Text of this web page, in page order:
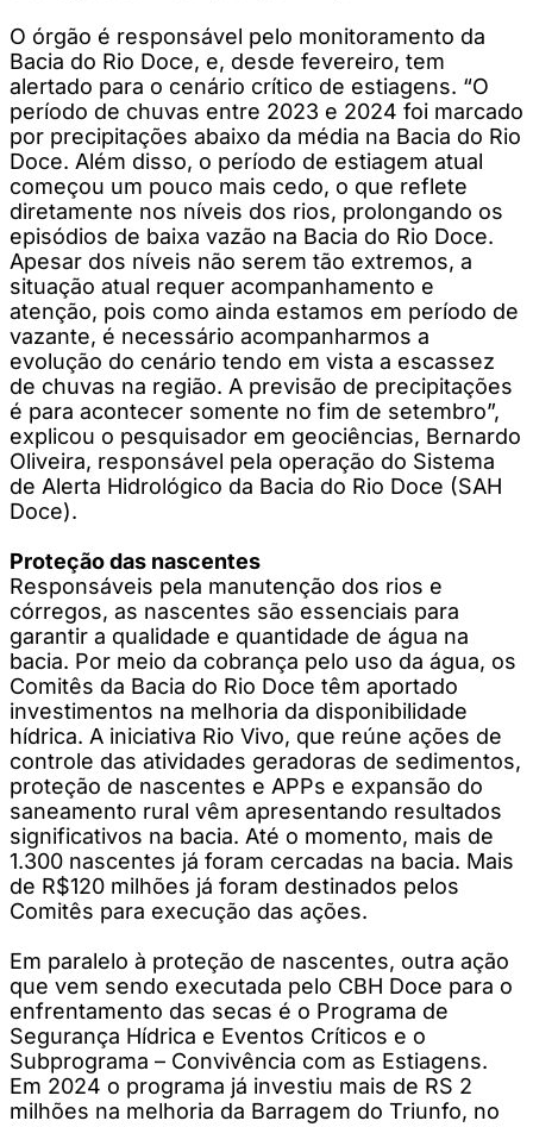
O órgão é responsável pelo monitoramento da
Bacia do Rio Doce, e, desde fevereiro, tem
alertado para o cenário crítico de estiagens. “O
período de chuvas entre 2023 e 2024 foi marcado
por precipitações abaixo da média na Bacia do Rio
Doce. Além disso, o período de estiagem atual
começou um pouco mais cedo, o que reflete
diretamente nos níveis dos rios, prolongando os
episódios de baixa vazão na Bacia do Rio Doce.
Apesar dos níveis não serem tão extremos, a
situação atual requer acompanhamento e
atenção, pois como ainda estamos em período de
vazante, é necessário acompanharmos a
evolução do cenário tendo em vista a escassez
de chuvas na região. A previsão de precipitações
é para acontecer somente no fim de setembro”,
explicou o pesquisador em geociências, Bernardo
Oliveira, responsável pela operação do Sistema
de Alerta Hidrológico da Bacia do Rio Doce (SAH
Doce).
Proteção das nascentes
Responsáveis pela manutenção dos rios e
córregos, as nascentes são essenciais para
garantir a qualidade e quantidade de água na
bacia. Por meio da cobrança pelo uso da água, os
Comitês da Bacia do Rio Doce têm aportado
investimentos na melhoria da disponibilidade
hídrica. A iniciativa Rio Vivo, que reúne ações de
controle das atividades geradoras de sedimentos,
proteção de nascentes e APPs e expansão do
saneamento rural vêm apresentando resultados
significativos na bacia. Até o momento, mais de
1.300 nascentes já foram cercadas na bacia. Mais
de R$120 milhões já foram destinados pelos
Comitês para execução das ações.
Em paralelo à proteção de nascentes, outra ação
que vem sendo executada pelo CBH Doce para o
enfrentamento das secas é o Programa de
Segurança Hídrica e Eventos Críticos e o
Subprograma – Convivência com as Estiagens.
Em 2024 o programa já investiu mais de RS 2
milhões na melhoria da Barragem do Triunfo, no